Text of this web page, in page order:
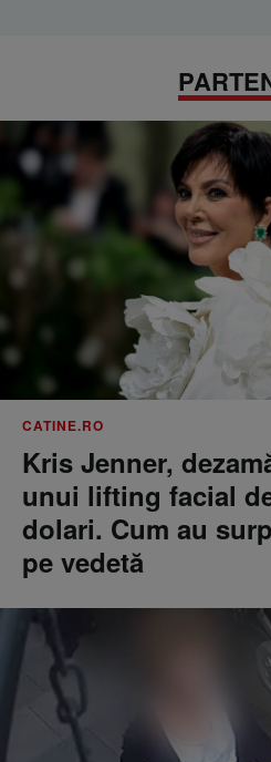
CATINE.RO
Kris Jenner,
unui lifting facial
dolari. Cum au
pe vedetă